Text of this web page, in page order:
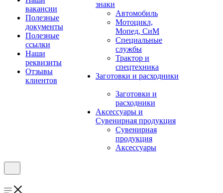
вакансии
Полезные
документы
Полезные
ссылки
Наши
реквизиты
Отзывы
клиентов
знаки
Автомобиль
Мотоцикл,
Мопед, СиМ
Специальные
службы
Трактор и
спецтехника
Заготовки и расходники
Заготовки и
расходники
Аксессуары и
Сувенирная продукция
Сувенирная
продукция
Аксессуары